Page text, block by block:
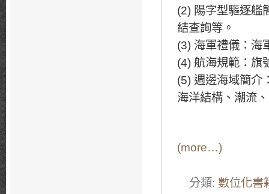
(2) 陽字型驅逐艦
結查詢等。
(3) 海軍禮儀：海
(4) 航海規範：旗
(5) 週邊海域簡介
海洋結構、潮流
(more…)
分類: 數位化書